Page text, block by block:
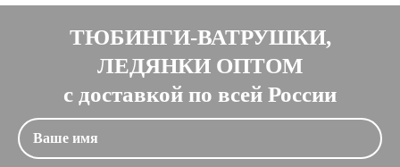
ТЮБИНГИ-ВАТРУШКИ,
ЛЕДЯНКИ ОПТОМ
с доставкой по всей России